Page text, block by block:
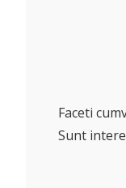
Faceti
Sunt